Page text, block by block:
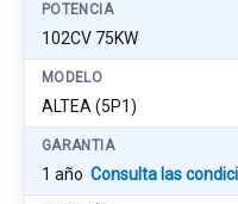
POTENCIA
102CV 75KW
MODELO
ALTEA (5P1)
GARANTIA
1 año Consulta las